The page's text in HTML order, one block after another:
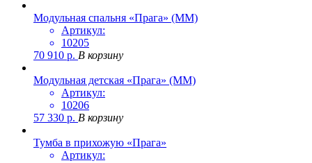
Модульная спальня «Прага» (ММ)
Артикул:
10205
70 910 р. В корзину
Модульная детская «Прага» (ММ)
Артикул:
10206
57 330 р. В корзину
Тумба в прихожую «Прага»
Артикул: